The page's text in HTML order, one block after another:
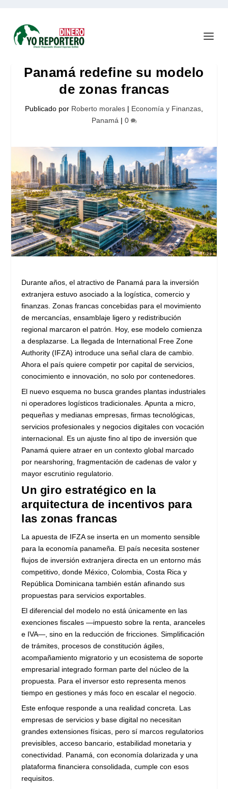
Panamá redefine su modelo
de zonas francas
Publicado por Roberto morales | Economía y Finanzas
Panamá | 0
Durante años, el atractivo de Panamá para la inversión
extranjera estuvo asociado a la logística, comercio y
finanzas. Zonas francas concebidas para el movimiento
de mercancías, ensamblaje ligero y redistribución
regional marcaron el patrón. Hoy, ese modelo comienza
a desplazarse. La llegada de International Free Zone
Authority (IFZA) introduce una señal clara de cambio.
Ahora el país quiere competir por capital de servicios,
conocimiento e innovación, no solo por contenedores.
El nuevo esquema no busca grandes plantas industriales
ni operadores logísticos tradicionales. Apunta a micro,
pequeñas y medianas empresas, firmas tecnológicas,
servicios profesionales y negocios digitales con vocación
internacional. Es un ajuste fino al tipo de inversión que
Panamá quiere atraer en un contexto global marcado
por nearshoring, fragmentación de cadenas de valor y
mayor escrutinio regulatorio.
Un giro estratégico en la
arquitectura de incentivos para
las zonas francas
La apuesta de IFZA se inserta en un momento sensible
para la economía panameña. El país necesita sostener
flujos de inversión extranjera directa en un entorno más
competitivo, donde México, Colombia, Costa Rica y
República Dominicana también están afinando sus
propuestas para servicios exportables.
El diferencial del modelo no está únicamente en las
exenciones fiscales —impuesto sobre la renta, aranceles
e IVA—, sino en la reducción de fricciones. Simplificación
de trámites, procesos de constitución ágiles,
acompañamiento migratorio y un ecosistema de soporte
empresarial integrado forman parte del núcleo de la
propuesta. Para el inversor esto representa menos
tiempo en gestiones y más foco en escalar el negocio.
Este enfoque responde a una realidad concreta. Las
empresas de servicios y base digital no necesitan
grandes extensiones físicas, pero sí marcos regulatorios
previsibles, acceso bancario, estabilidad monetaria y
conectividad. Panamá, con economía dolarizada y una
plataforma financiera consolidada, cumple con esos
requisitos.